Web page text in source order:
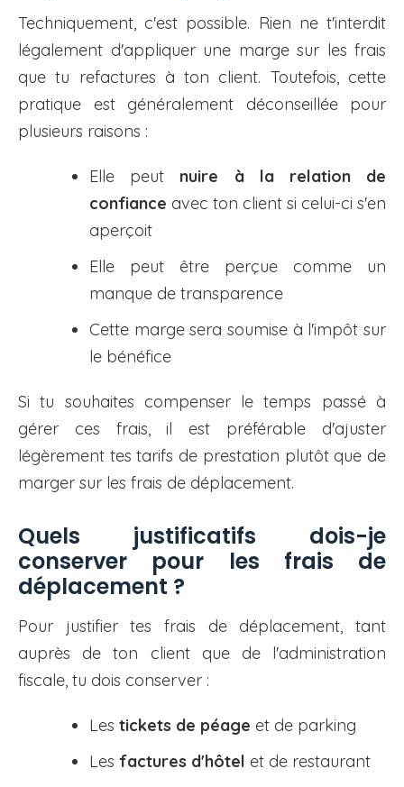
Techniquement, c'est possible. Rien ne t'interdit
légalement d'appliquer une marge sur les frais
que tu refactures à ton client. Toutefois, cette
pratique est généralement déconseillée pour
plusieurs raisons :
Elle peut nuire à la relation de
confiance avec ton client si celui-ci s'en
aperçoit
Elle peut être perçue comme un
manque de transparence
Cette marge sera soumise à l'impôt sur
le bénéfice
Si tu souhaites compenser le temps passé à
gérer ces frais, il est préférable d'ajuster
légèrement tes tarifs de prestation plutôt que de
marger sur les frais de déplacement.
Quels justificatifs dois-je
conserver pour les frais de
déplacement ?
Pour justifier tes frais de déplacement, tant
auprès de ton client que de l'administration
fiscale, tu dois conserver :
Les tickets de péage et de parking
Les factures d'hôtel et de restaurant